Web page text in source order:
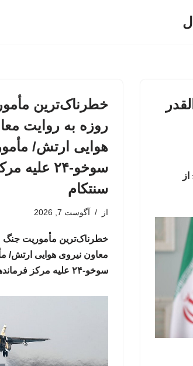
روزه به روایت
هوایی ارتش/
سوخو-۲۴
سنتکام
از آگوست 7, 2026
معاون نیروی هوایی ارتش/
سوخو-۲۴ علیه مرکز فرماندهی سنتکام